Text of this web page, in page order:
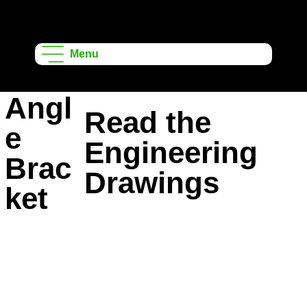
प्रोजेक्ट्स
Menu
Angl
e
Brac
ket
Read the
Engineering
Drawings